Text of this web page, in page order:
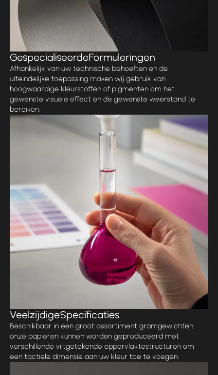
GespecialiseerdeFormuleringen
Afhankelijk van uw technische behoeften en de
uiteindelijke toepassing maken wij gebruik van
hoogwaardige kleurstoffen of pigmenten om het
gewenste visuele effect en de gewenste weerstand te
bereiken.
VeelzijdigeSpecificaties
Beschikbaar in een groot assortiment gramgewichten;
onze papieren kunnen worden geproduceerd met
verschillende viltgetekende oppervlaktestructuren om
een tactiele dimensie aan uw kleur toe te voegen.